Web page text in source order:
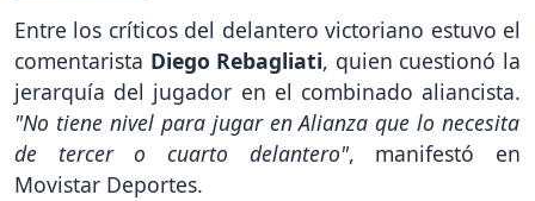
Entre los críticos del delantero victoriano estuvo el
comentarista Diego Rebagliati, quien cuestionó la
jerarquía del jugador en el combinado aliancista.
"No tiene nivel para jugar en Alianza que lo necesita
de tercer o cuarto delantero", manifestó en
Movistar Deportes.